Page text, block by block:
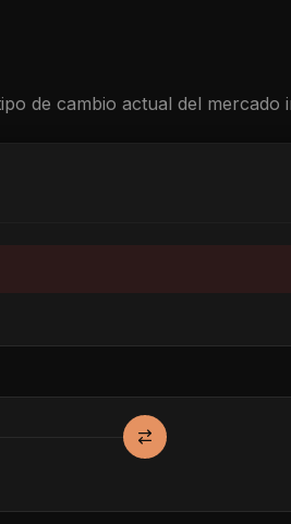
de cambio actual del mercado